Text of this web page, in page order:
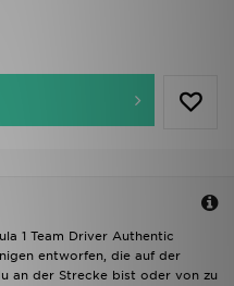
1 Team Driver Authentic
entworfen, die auf der
an der Strecke bist oder von zu